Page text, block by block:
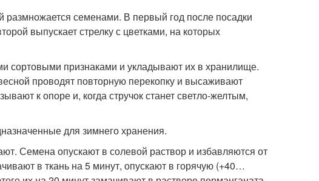
семенами. В первый год после посадки
выпускает стрелку с цветками, на которых
сортовыми признаками и укладывают их в хранилище.
проводят повторную перекопку и высаживают
к опоре и, когда стручок станет светло-желтым,
для зимнего хранения.
Семена опускают в солевой раствор и избавляются от
в ткань на 5 минут, опускают в горячую (+40…